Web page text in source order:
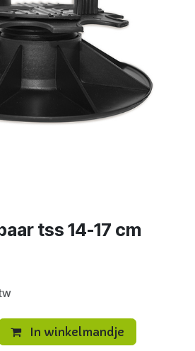
tss 14-17 cm
In winkelmandje